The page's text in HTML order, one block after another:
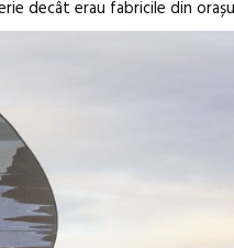
decât erau fabricile din